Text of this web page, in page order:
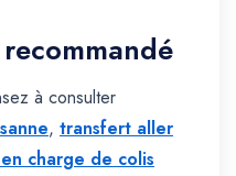
à consulter
, transfert aller
charge de colis